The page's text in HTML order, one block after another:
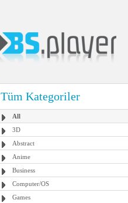
Tüm Kategoriler
All
3D
Abstract
Anime
Business
Computer/OS
Games